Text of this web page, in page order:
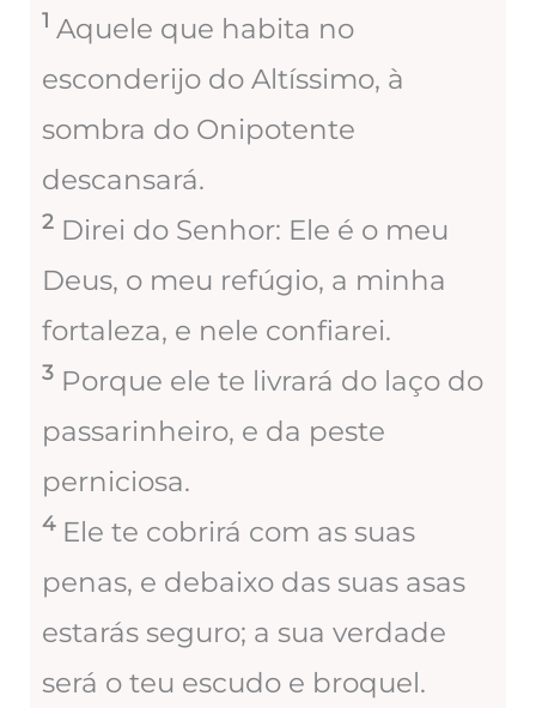
1 Aquele que habita no
esconderijo do Altíssimo, à
sombra do Onipotente
descansará.
2 Direi do Senhor: Ele é o meu
Deus, o meu refúgio, a minha
fortaleza, e nele confiarei.
3 Porque ele te livrará do laço do
passarinheiro, e da peste
perniciosa.
4Ele te cobrirá com as suas
penas, e debaixo das suas asas
estarás seguro; a sua verdade
será o teu escudo e broquel.